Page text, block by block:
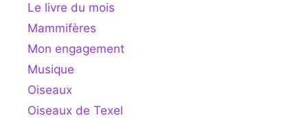
Le livre du mois
Mammifères
Mon engagement
Musique
Oiseaux
Oiseaux de Texel